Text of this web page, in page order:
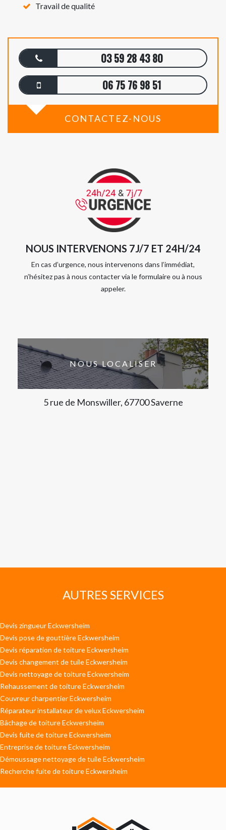
Travail de qualité
03 59 28 43 80
06 75 76 98 51
CONTACTEZ-NOUS
NOUS INTERVENONS 7J/7 ET 24H/24
En cas d’urgence, nous intervenons dans l’immédiat,
n’hésitez pas à nous contacter via le formulaire ou à nous
appeler.
NOUS LOCALISER
5 rue de Monswiller, 67700 Saverne
AUTRES SERVICES
Devis zingueur Eckwersheim
Devis pose de gouttière Eckwersheim
Devis réparation de toiture Eckwersheim
Devis changement de tuile Eckwersheim
Devis nettoyage de toiture Eckwersheim
Rehaussement de toiture Eckwersheim
Couvreur charpentier Eckwersheim
Réparateur installateur de velux Eckwersheim
Bâchage de toiture Eckwersheim
Devis fuite de toiture Eckwersheim
Entreprise de toiture Eckwersheim
Démoussage nettoyage de tuile Eckwersheim
Recherche fuite de toiture Eckwersheim